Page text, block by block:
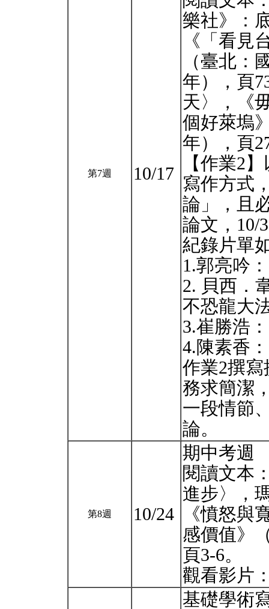
第7週 10/17
樂社》：
《「看見
（臺北：
年），頁
天〉，《
個好萊塢
年），頁
【作業2
寫作方式
論」，且
論文，10/
紀錄片單
1.郭亮吟
2. 貝西．
不恐龍大
3.崔勝浩
4.陳素香
作業2撰
務求簡潔
一段情節
論。
第8週 10/24
期中考週
閱讀文本
進步〉，
《憤怒與
感價值》
頁3-6。
觀看影片
基礎學術